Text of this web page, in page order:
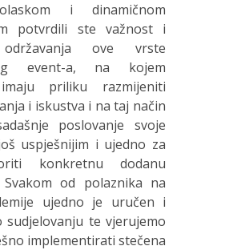
i dinamičnom
potvrdili ste važnost i
ove vrste
event-a, na kojem
priliku razmijeniti
i iskustva i na taj način
poslovanje svoje
uspješnijim i ujedno za
konkretnu dodanu
Svakom od polaznika na
ujedno je uručen i
sudjelovanju te vjerujemo
implementirati stečena